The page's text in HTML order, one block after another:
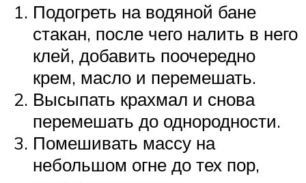
Подогреть на водяной бане
стакан, после чего налить в него
клей, добавить поочередно
крем, масло и перемешать.
Высыпать крахмал и снова
перемешать до однородности.
Помешивать массу на
небольшом огне до тех пор,